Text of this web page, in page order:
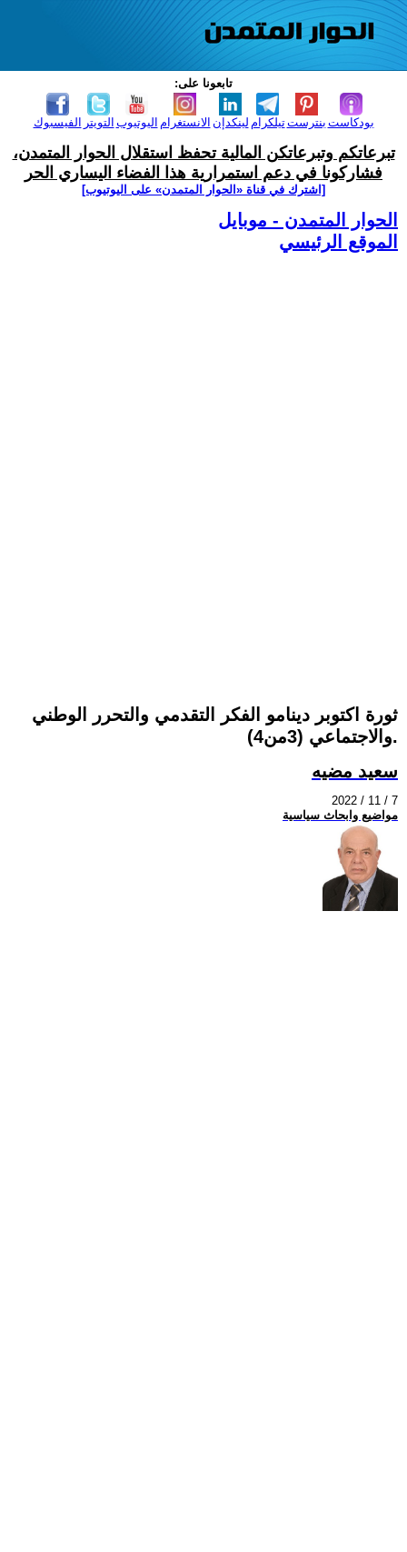
تابعونا على:
الفيسبوك التويتر اليوتيوب الانستغرام لينكدإن تيلكرامبنترست بودكاست
تبرعاتكم وتبرعاتكن المالية تحفظ استقلال الحوار المتمدن،
فشاركونا في دعم استمرارية هذا الفضاء اليساري الحر
[اشترك في قناة ‫«الحوار المتمدن» على اليوتيوب]
الحوار المتمدن - موبايل
الموقع الرئيسي
ثورة اكتوبر دينامو الفكر التقدمي والتحرر الوطني
والاجتماعي (3من4).
سعيد مضيه
2022 / 11 / 7
مواضيع وابحاث سياسية